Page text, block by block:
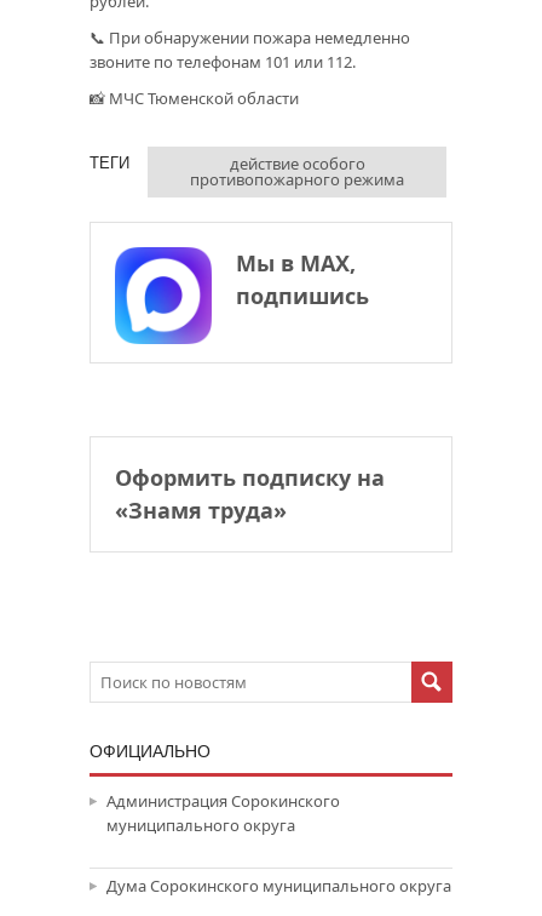
📞 При обнаружении пожара немедленно
звоните по телефонам 101 или 112.
📸 МЧС Тюменской области
ТЕГИ действие особого
противопожарного режима
Мы в МАХ,
подпишись
Оформить подписку на
«Знамя труда»
ОФИЦИАЛЬНО
Администрация Сорокинского
муниципального округа
Дума Сорокинского муниципального округа